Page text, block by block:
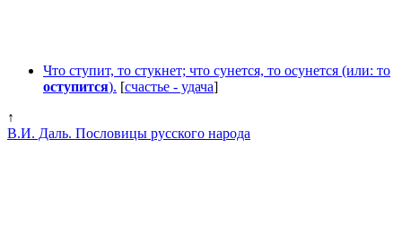
Что ступит, то стукнет; что сунется, то осунется (или: то
оступится). [счастье - удача]
↑
В.И. Даль. Пословицы русского народа